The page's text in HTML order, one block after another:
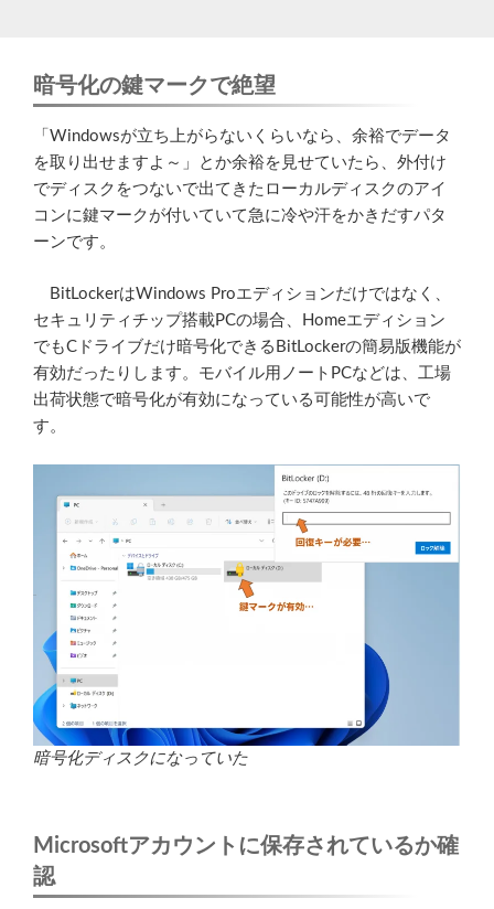
暗号化の鍵マークで絶望
「Windowsが立ち上がらないくらいなら、余裕でデータ
を取り出せますよ～」とか余裕を見せていたら、外付け
でディスクをつないで出てきたローカルディスクのアイ
コンに鍵マークが付いていて急に冷や汗をかきだすパタ
ーンです。
BitLockerはWindows Proエディションだけではなく、
セキュリティチップ搭載PCの場合、Homeエディション
でもCドライブだけ暗号化できるBitLockerの簡易版機能が
有効だったりします。モバイル用ノートPCなどは、工場
出荷状態で暗号化が有効になっている可能性が高いで
す。
暗号化ディスクになっていた
Microsoftアカウント に保存されているか確
認